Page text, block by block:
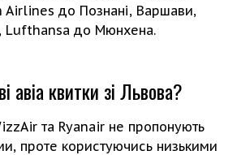
Airlines до Познані, Варшави,
Lufthansa до Мюнхена.
авіа квитки зі Львова?
та Ryanair не пропонують
проте користуючись низькими